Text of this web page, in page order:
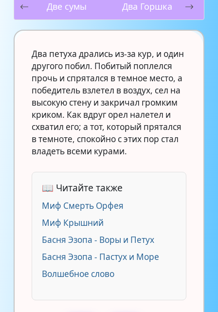
Две сумы Два Горшка
Два петуха дрались из-за кур, и один
другого побил. Побитый поплелся
прочь и спрятался в темное место, а
победитель взлетел в воздух, сел на
высокую стену и закричал громким
криком. Как вдруг орел налетел и
схватил его; а тот, который прятался
в темноте, спокойно с этих пор стал
владеть всеми курами.
📖 Читайте также
Миф Смерть Орфея
Миф Крышний
Басня Эзопа - Воры и Петух
Басня Эзопа - Пастух и Море
Волшебное слово